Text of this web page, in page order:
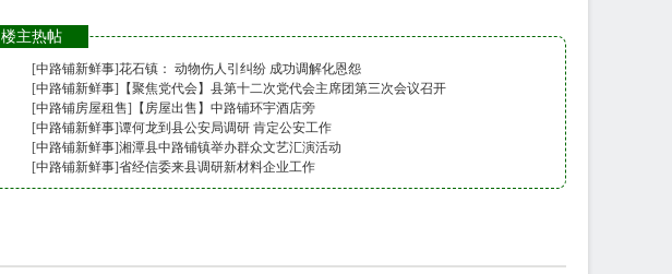
楼主热帖
花石镇： 动物伤人引纠纷 成功调解化恩怨
[中路铺新鲜事]
【聚焦党代会】县第十二次党代会主席团第三次会议召开
[中路铺新鲜事]
【房屋出售】中路铺环宇酒店旁
[中路铺房屋租售]
谭何龙到县公安局调研 肯定公安工作
[中路铺新鲜事]
湘潭县中路铺镇举办群众文艺汇演活动
[中路铺新鲜事]
省经信委来县调研新材料企业工作
[中路铺新鲜事]